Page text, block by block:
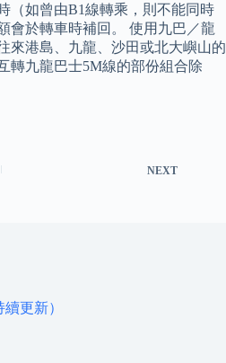
（如曾由B1線轉乘，則不能同時
會於轉車時補回。 使用九巴／龍
來港島、九龍、沙田或北大嶼山的
轉九龍巴士5M線的部份組合除
NEXT
更新）